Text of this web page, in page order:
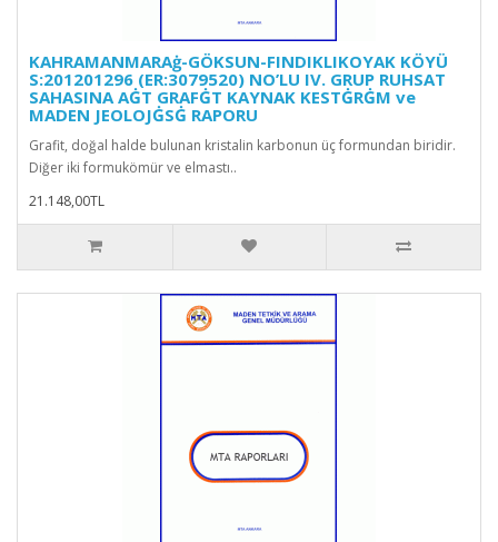
KAHRAMANMARAġ-GÖKSUN-FINDIKLIKOYAK KÖYÜ
S:201201296 (ER:3079520) NO’LU IV. GRUP RUHSAT
SAHASINA AĠT GRAFĠT KAYNAK KESTĠRĠM ve
MADEN JEOLOJĠSĠ RAPORU
Grafit, doğal halde bulunan kristalin karbonun üç formundan biridir.
Diğer iki formukömür ve elmastı..
21.148,00TL